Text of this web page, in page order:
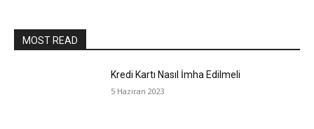
MOST READ
Kredi Kartı Nasıl İmha Edilmeli
5 Haziran 2023